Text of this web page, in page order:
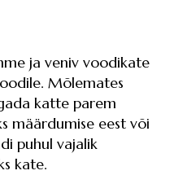
ja veniv voodikate
Mõlemates
katte parem
määrdumise eest või
puhul vajalik
kate.